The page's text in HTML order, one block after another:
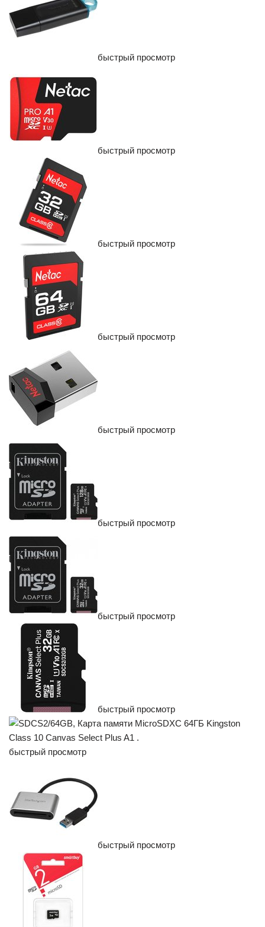
быстрый просмотр
быстрый просмотр
быстрый просмотр
быстрый просмотр
быстрый просмотр
быстрый просмотр
быстрый просмотр
быстрый просмотр
быстрый просмотр
быстрый просмотр